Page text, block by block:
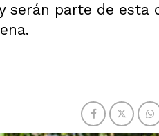
serán parte de esta